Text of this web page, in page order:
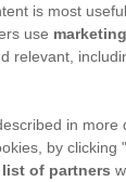
288,
is most
use marketing
relevant,
in more
by clicking
list of partners